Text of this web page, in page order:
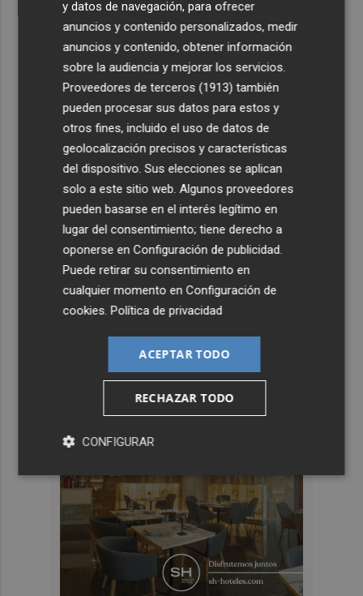
y datos de navegación, para ofrecer
anuncios y contenido personalizados, medir
anuncios y contenido, obtener información
sobre la audiencia y mejorar los servicios.
Proveedores de terceros (1913) también
pueden procesar sus datos para estos y
otros fines, incluido el uso de datos de
geolocalización precisos y características
del dispositivo. Sus elecciones se aplican
solo a este sitio web. Algunos proveedores
pueden basarse en el interés legítimo en
lugar del consentimiento; tiene derecho a
oponerse enConfiguración de publicidad
Puede retirar su consentimiento en
cualquier momento enConfiguración de
cookies .Política de privacidad
ACEPTAR TODO
RECHAZAR TODO
CONFIGURAR